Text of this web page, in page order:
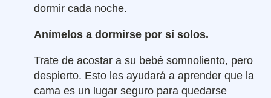
dormir cada noche.
Anímelos a dormirse por sí solos.
Trate de acostar a su bebé somnoliento, pero
despierto. Esto les ayudará a aprender que la
cama es un lugar seguro para quedarse